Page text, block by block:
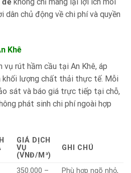
dân chủ động về chi phí và quyền
Khê
vụ rút hầm cầu tại An Khê, áp
khối lượng chất thải thực tế. Mỗi
sát và báo giá trực tiếp tại chỗ,
phát sinh chi phí ngoài hợp
GIÁ DỊCH
VỤ
(VNĐ/M³)
GHI CHÚ
350.000 –
Phù hợp ngõ nhỏ,